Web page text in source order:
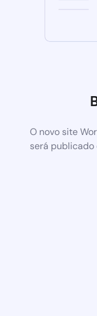
O novo site
será publicado